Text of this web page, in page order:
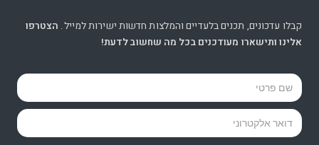
קבלו עדכונים, תכנים בלעדיים והמלצות חדשות ישירות למייל. הצטרפו
אלינו ותישארו מעודכנים בכל מה שחשוב לדעת!